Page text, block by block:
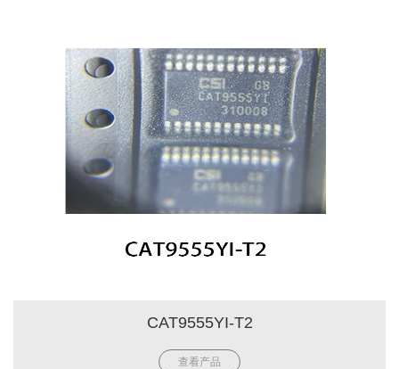
CAT9555YI-T2
查看产品